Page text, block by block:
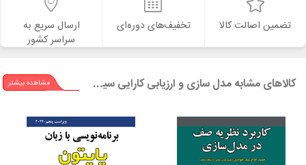
تضمین اصالت کالا تخفیف‌های دوره‌ای
ارسال سریع به
سراسر کشور
کالاهای مشابه مدل سازی و ارزیابی کارایی سیستم های کامپیوتری مشاهده بیشتر